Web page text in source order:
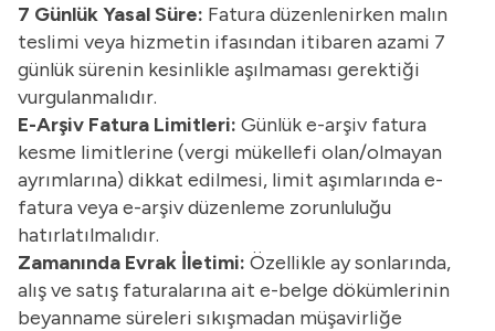
7 Günlük Yasal Süre: Fatura düzenlenirken malın
teslimi veya hizmetin ifasından itibaren azami 7
günlük sürenin kesinlikle aşılmaması gerektiği
vurgulanmalıdır.
E-Arşiv Fatura Limitleri: Günlüke-arşiv fatura
kesme limitlerine (vergi mükellefi olan/olmayan
ayrımlarına) dikkat edilmesi, limit aşımlarındae-
faturaveya e-arşiv düzenleme zorunluluğu
hatırlatılmalıdır.
Zamanında Evrak İletimi: Özellikle ay sonlarında,
alış ve satış faturalarına ait e-belge dökümlerinin
beyanname süreleri sıkışmadan müşavirliğe